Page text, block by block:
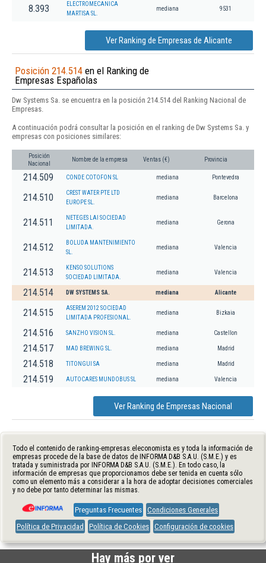
8.393
ELECTROMECANICA
MARTISA SL.
mediana 9531
Ver Ranking de Empresas de Alicante
Posición 214.514 en el Ranking de
Empresas Españolas
Dw Systems Sa. se encuentra en la posición 214.514 del Ranking Nacional de
Empresas.
A continuación podrá consultar la posición en el ranking de Dw Systems Sa. y
empresas con posiciones similares:
Posición
Nacional
Nombre de la empresa Ventas (€) Provincia
214.509 CONDE COTOFON SL mediana Pontevedra
214.510
CREST WATER PTE LTD
EUROPE SL.
mediana Barcelona
214.511
NETEGES LAI SOCIEDAD
LIMITADA.
mediana Gerona
214.512
BOLUDA MANTENIMIENTO
SL.
mediana Valencia
214.513
KENSO SOLUTIONS
SOCIEDAD LIMITADA.
mediana Valencia
214.514 DW SYSTEMS SA. mediana Alicante
214.515
ASEREM 2012 SOCIEDAD
LIMITADA PROFESIONAL.
mediana Bizkaia
214.516 SANZHO VISION SL. mediana Castellon
214.517 MAD BREWING SL. mediana Madrid
214.518 TITONGUI SA mediana Madrid
214.519 AUTOCARES MUNDOBUS SL mediana Valencia
Ver Ranking de Empresas Nacional
Todo el contenido de ranking-empresas.eleconomista.es y toda la información de
empresas procede de la base de datos de INFORMA D&B S.A.U. (S.M.E.) y es
tratada y suministrada por INFORMA D&B S.A.U. (S.M.E.). En todo caso, la
información de empresas que proporcionamos debe ser tenida en cuenta sólo
como un elemento más a considerar a la hora de adoptar decisiones comerciales
y no debe por tanto determinar las mismas.
Preguntas Frecuentes Condiciones Generales
Política de Privacidad
Política de Cookies Configuración de cookies
Hay más por ver